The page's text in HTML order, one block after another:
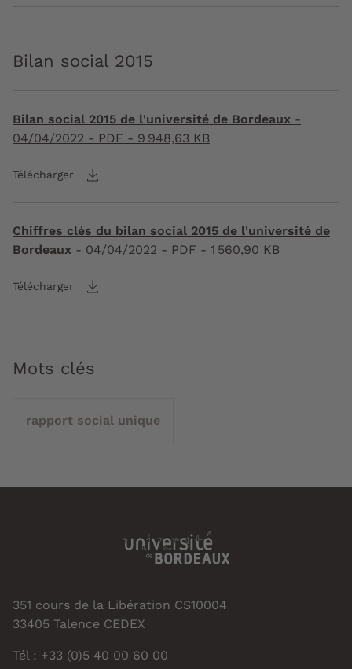
Bilan social 2015
Bilan social 2015 de l'université de Bordeaux -
04/04/2022 - PDF - 9 948,63 KB
Télécharger
Chiffres clés du bilan social 2015 de l'université de
Bordeaux - 04/04/2022 - PDF - 1 560,90 KB
Télécharger
Mots clés
rapport social unique
351 cours de la Libération CS10004
33405 Talence CEDEX
Tél : +33 (0)5 40 00 60 00